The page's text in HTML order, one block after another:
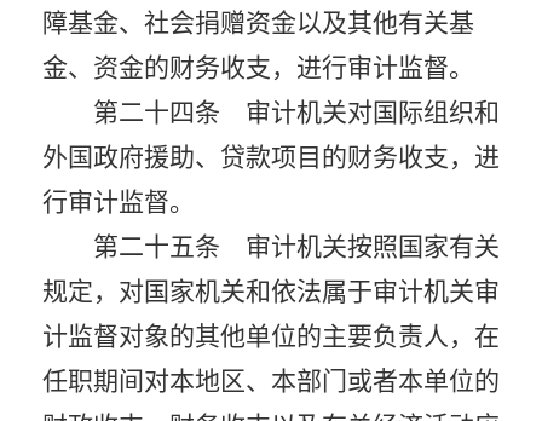
障基金、社会捐赠资金以及其他有关基
金、资金的财务收支，进行审计监督。
第二十四条 审计机关对国际组织和
外国政府援助、贷款项目的财务收支，进
行审计监督。
第二十五条 审计机关按照国家有关
规定，对国家机关和依法属于审计机关审
计监督对象的其他单位的主要负责人，在
任职期间对本地区、本部门或者本单位的